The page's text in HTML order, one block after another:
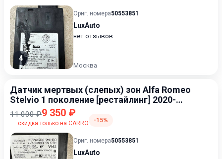
4
Ориг. номера50553851
LuxAuto
нет отзывов
Москва
Датчик мертвых (слепых) зон Alfa Romeo
Stelvio 1 поколение [рестайлинг] 2020-
2023 2.1
11 000 ₽9 350 ₽
скидка только на CARRO -15%
Ориг. номера50553851
LuxAuto